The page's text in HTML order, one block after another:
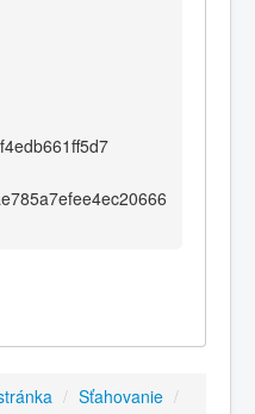
/ Sťahovanie /